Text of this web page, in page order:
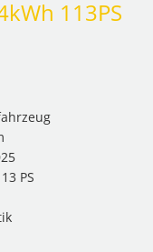
113PS
PS